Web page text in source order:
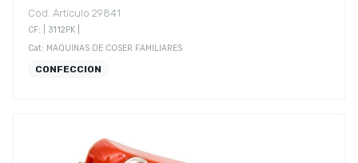
Cod. Artículo 29841
CF: | 3112PK |
Cat: MAQUINAS DE COSER FAMILIARES
CONFECCION